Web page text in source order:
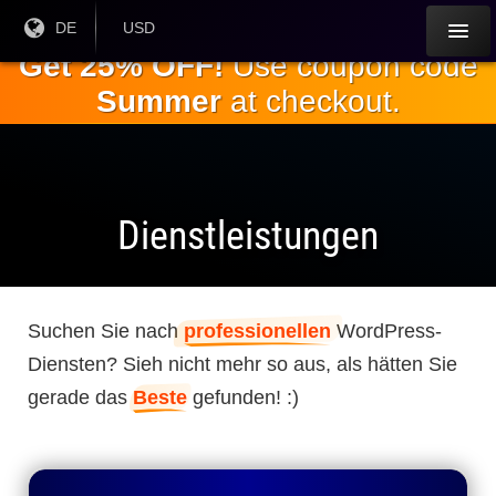
Hauptinhalt
Aktuelle
Sprache:
DE
Aktuelle
USD
Get 25% OFF!Use coupon code
Summerat checkout.
Dienstleistungen
Suchen Sie nach professionellen WordPress-
Diensten? Sieh nicht mehr so ​​aus, als hätten Sie
gerade dasBeste gefunden! :)